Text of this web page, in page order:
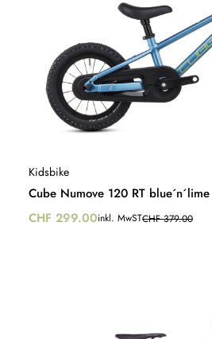
Kidsbike
Cube Numove 120 RT blue´n´lime
CHF379.00
CHF 299.00inkl. MwST